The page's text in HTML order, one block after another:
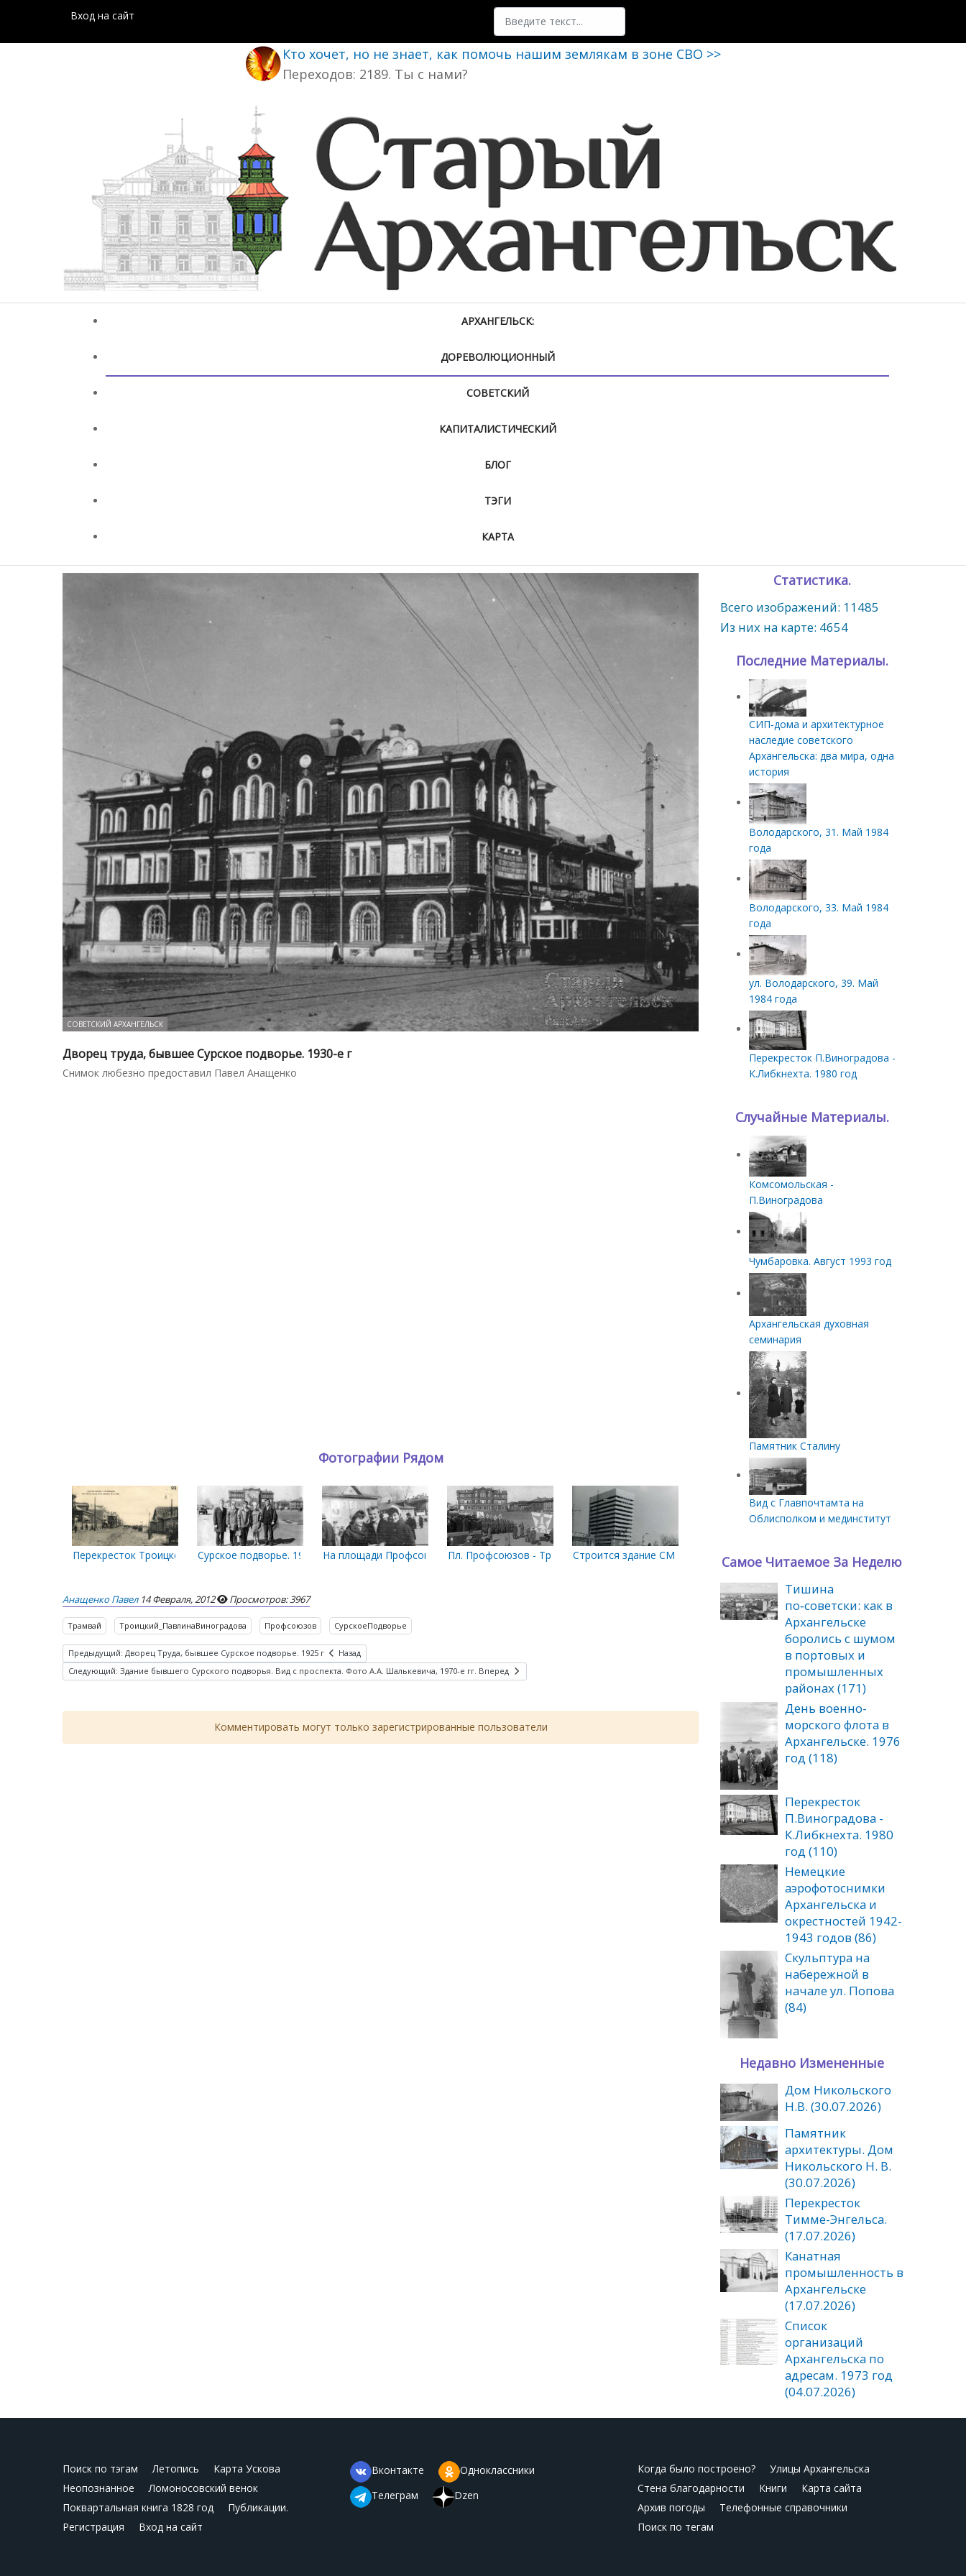
Вход на сайт Поиск
Кто хочет, но не знает, как помочь нашим землякам в зоне СВО >>
Переходов: 2189. Ты с нами?
АРХАНГЕЛЬСК:
ДОРЕВОЛЮЦИОННЫЙ
СОВЕТСКИЙ
КАПИТАЛИСТИЧЕСКИЙ
БЛОГ
ТЭГИ
КАРТА
СОВЕТСКИЙ АРХАНГЕЛЬСК
Дворец труда, бывшее Сурское подворье. 1930-е г
Снимок любезно предоставил Павел Анащенко
Фотографии Рядом
Перекресток Троицкого проспекта и Печерской улицы. 1911-1913 г
Сурское подворье. 1968 годНа площади Профсоюзов. 2 мая 1961 года
Пл. Профсоюзов - ТроицкийСтроится здание СМП
Анащенко Павел 14 Февраля, 2012 Просмотров: 3967
Трамвай Троицкий_ПавлинаВиноградова Профсоюзов СурскоеПодворье
Предыдущий: Дворец Труда, бывшее Сурское подворье. 1925 г
Назад
Следующий: Здание бывшего Сурского подворья. Вид с проспекта. Фото А.А. Шалькевича, 1970-е гг. Вперед
Комментировать могут только зарегистрированные пользователи
Статистика.
Всего изображений: 11485
Из них на карте: 4654
Последние Материалы.
СИП‑дома и архитектурное
наследие советского
Архангельска: два мира, одна
история
Володарского, 31. Май 1984
года
Володарского, 33. Май 1984
года
ул. Володарского, 39. Май
1984 года
Перекресток П.Виноградова -
К.Либкнехта. 1980 год
Случайные Материалы.
Комсомольская -
П.Виноградова
Чумбаровка. Август 1993 год
Архангельская духовная
семинария
Памятник Сталину
Вид с Главпочтамта на
Облисполком и мединститут
Самое Читаемое За Неделю
Тишина
по‑советски: как в
Архангельске
боролись с шумом
в портовых и
промышленных
районах (171)
День военно-
морского флота в
Архангельске. 1976
год (118)
Перекресток
П.Виноградова -
К.Либкнехта. 1980
год (110)
Немецкие
аэрофотоснимки
Архангельска и
окрестностей 1942-
1943 годов (86)
Скульптура на
набережной в
начале ул. Попова
(84)
Недавно Измененные
Дом Никольского
Н.В. (30.07.2026)
Памятник
архитектуры. Дом
Никольского Н. В.
(30.07.2026)
Перекресток
Тимме-Энгельса.
(17.07.2026)
Канатная
промышленность в
Архангельске
(17.07.2026)
Список
организаций
Архангельска по
адресам. 1973 год
(04.07.2026)
Поиск по тэгам Летопись
Карта Ускова
Неопознанное
Ломоносовский венок
Поквартальная книга 1828 год
Публикации.
Регистрация
Вход на сайт
Вконтакте
Одноклассники
Телеграм
Dzen
Когда было построено?
Улицы Архангельска
Стена благодарности
Книги
Карта сайта
Архив погоды
Телефонные справочники
Поиск по тегам